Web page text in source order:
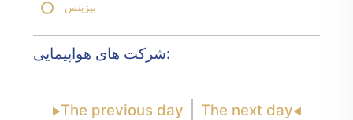
بیزینس
شرکت های هواپیمایی:
The previous day The next day